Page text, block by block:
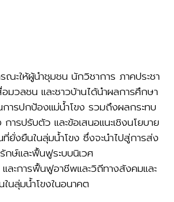
ณะให้ผู้นําชุมชน นักวิชาการ ภาคประชา
วลชน และชาวบ้านได้นําผลการศึกษา
ารปกป้องแม่น้ำโขง รวมถึงผลกระทบ
ารปรับตัว และข้อเสนอแนะเชิงนโยบาย
งยืนในลุ่มน้ำโขง ซึ่งจะนําไปสู่การส่ง
กษ์และฟื้นฟูระบบนิเวศ
ละการฟื้นฟูอาชีพและวิถีทางสังคมและ
ลุ่มน้ำโขงในอนาคต